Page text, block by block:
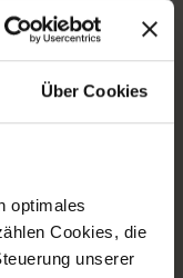
Über Cookies
optimales
Cookies, die
unserer
x 22,1 mm